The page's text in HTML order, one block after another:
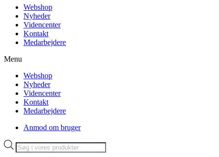
Webshop
Nyheder
Videncenter
Kontakt
Medarbejdere
Menu
Webshop
Nyheder
Videncenter
Kontakt
Medarbejdere
Anmod om bruger
Products
search